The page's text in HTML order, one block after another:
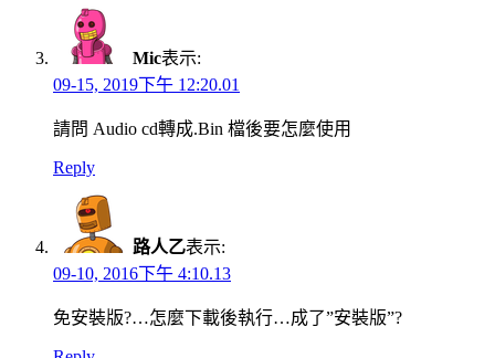
Mic表示:
09-15, 2019下午 12:20.01
請問 Audio cd轉成.Bin 檔後要怎麼使用
Reply
路人乙表示:
09-10, 2016下午 4:10.13
免安裝版?…怎麼下載後執行…成了”安裝版”?